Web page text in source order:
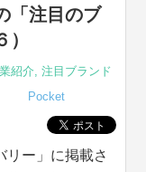
「注目のブ
紹介, 注目ブランド
Pocket
リー」に掲載さ